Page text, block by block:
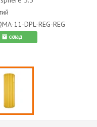
11-DPL-REG-REG
cклад